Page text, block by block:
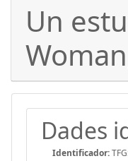
Un
Dades
Identificador: